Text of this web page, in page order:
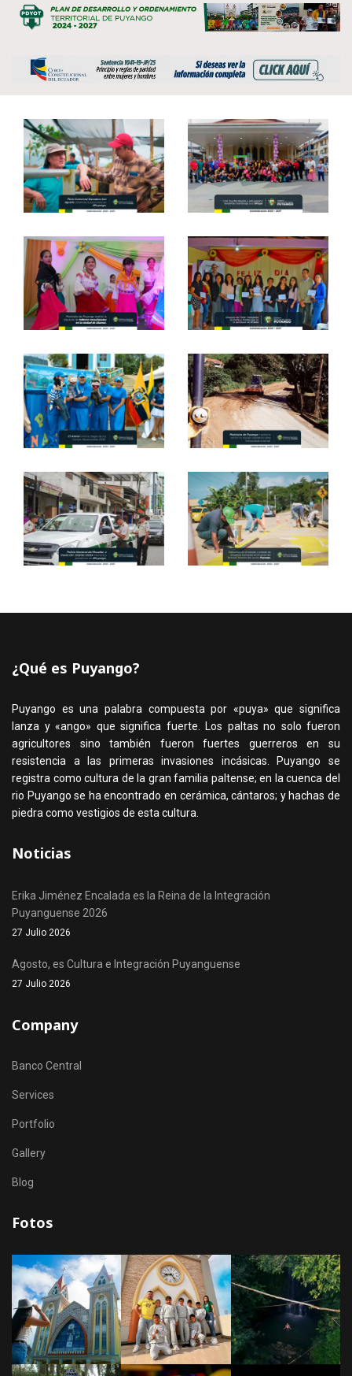
¿Qué es Puyango?
Puyango es una palabra compuesta por «puya» que significa
lanza y «ango» que significa fuerte. Los paltas no solo fueron
agricultores sino también fueron fuertes guerreros en su
resistencia a las primeras invasiones incásicas. Puyango se
registra como cultura de la gran familia paltense; en la cuenca del
rio Puyango se ha encontrado en cerámica, cántaros; y hachas de
piedra como vestigios de esta cultura.
Noticias
Erika Jiménez Encalada es la Reina de la Integración
Puyanguense 2026
27 Julio 2026
Agosto, es Cultura e Integración Puyanguense
27 Julio 2026
Company
Banco Central
Services
Portfolio
Gallery
Blog
Fotos